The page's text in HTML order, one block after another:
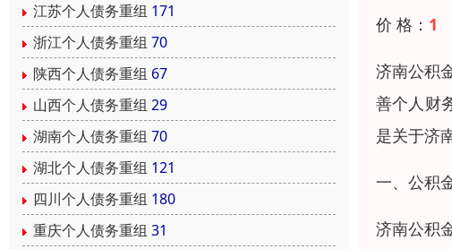
江苏个人债务重组 171
浙江个人债务重组 70
陕西个人债务重组 67
山西个人债务重组 29
湖南个人债务重组 70
湖北个人债务重组 121
四川个人债务重组 180
重庆个人债务重组 31
价 格： 1
济南公积
善个人财
是关于济
一、公积
济南公积